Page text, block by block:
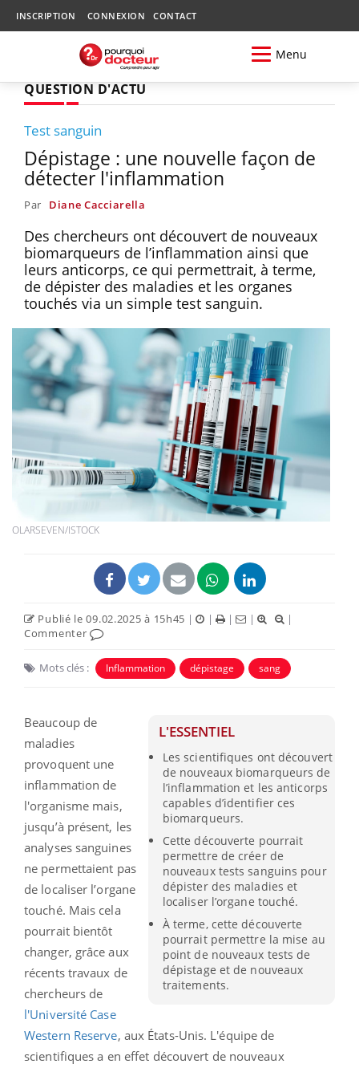
INSCRIPTION CONNEXION CONTACT
Menu
QUESTION D'ACTU
Test sanguin
Dépistage : une nouvelle façon de
détecter l'inflammation
Par Diane Cacciarella
Des chercheurs ont découvert de nouveaux
biomarqueurs de l’inflammation ainsi que
leurs anticorps, ce qui permettrait, à terme,
de dépister des maladies et les organes
touchés via un simple test sanguin.
OLARSEVEN/ISTOCK
Publié le 09.02.2025 à 15h45 | | | |
|
Commenter
Mots clés : Inflammation dépistage sang
L'ESSENTIEL
Les scientifiques ont découvert
de nouveaux biomarqueurs de
l’inflammation et les anticorps
capables d’identifier ces
biomarqueurs.
Cette découverte pourrait
permettre de créer de
nouveaux tests sanguins pour
dépister des maladies et
localiser l’organe touché.
À terme, cette découverte
pourrait permettre la mise au
point de nouveaux tests de
dépistage et de nouveaux
traitements.
Beaucoup de
maladies
provoquent une
inflammation de
l'organisme mais,
jusqu’à présent, les
analyses sanguines
ne permettaient pas
de localiser l’organe
touché. Mais cela
pourrait bientôt
changer, grâce aux
récents travaux de
chercheurs de
l'Université Case
Western Reserve, aux États-Unis. L'équipe de
scientifiques a en effet découvert de nouveaux